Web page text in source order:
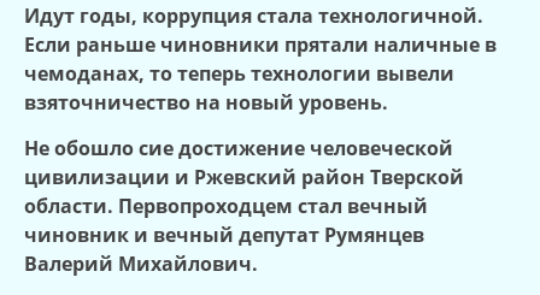
Идут годы, коррупция стала технологичной.
Если раньше чиновники прятали наличные в
чемоданах, то теперь технологии вывели
взяточничество на новый уровень.
Не обошло сие достижение человеческой
цивилизации и Ржевский район Тверской
области. Первопроходцем стал вечный
чиновник и вечный депутат Румянцев
Валерий Михайлович.